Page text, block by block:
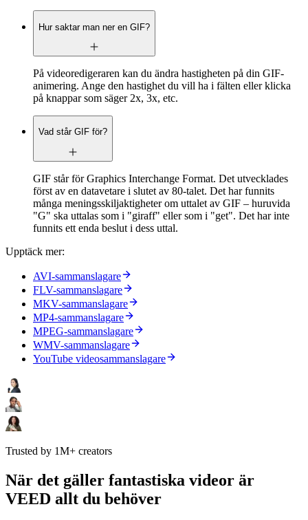
Hur saktar man ner en GIF?
På videoredigeraren kan du ändra hastigheten på din GIF-
animering. Ange den hastighet du vill ha i fälten eller klicka
på knappar som säger 2x, 3x, etc.
Vad står GIF för?
GIF står för Graphics Interchange Format. Det utvecklades
först av en datavetare i slutet av 80-talet. Det har funnits
många meningsskiljaktigheter om uttalet av GIF – huruvida
"G" ska uttalas som i "giraff" eller som i "get". Det har inte
funnits ett enda beslut i dess uttal.
Upptäck mer:
AVI-sammanslagare
FLV-sammanslagare
MKV-sammanslagare
MP4-sammanslagare
MPEG-sammanslagare
WMV-sammanslagare
YouTube videosammanslagare
Trusted by 1M+ creators
När det gäller fantastiska videor är
VEED allt du behöver